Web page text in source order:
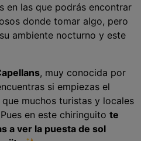
en las que podrás encontrar
donde tomar algo, pero
ambiente nocturno y este
, muy conocida por
si empiezas el
muchos turistas y locales
Pues en este chiringuitote
a ver la puesta de sol